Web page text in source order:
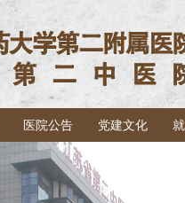
医院公告 党建文化